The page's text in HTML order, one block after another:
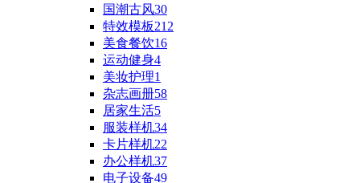
国潮古风30
特效模板212
美食餐饮16
运动健身4
美妆护理1
杂志画册58
居家生活5
服装样机34
卡片样机22
办公样机37
电子设备49